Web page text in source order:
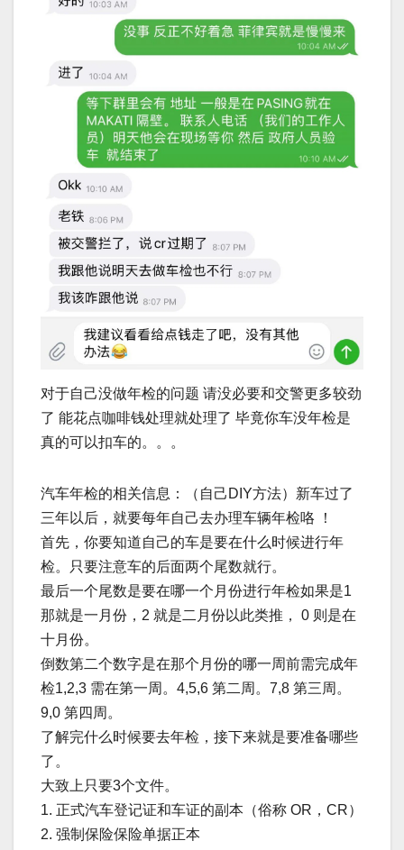
对于自己没做年检的问题 请没必要和交警更多较劲
了 能花点咖啡钱处理就处理了 毕竟你车没年检是
真的可以扣车的。。。
汽车年检的相关信息：（自己DIY方法）新车过了
三年以后，就要每年自己去办理车辆年检咯 ！
首先，你要知道自己的车是要在什么时候进行年
检。只要注意车的后面两个尾数就行。
最后一个尾数是要在哪一个月份进行年检如果是1
那就是一月份，2 就是二月份以此类推， 0 则是在
十月份。
倒数第二个数字是在那个月份的哪一周前需完成年
检1,2,3 需在第一周。4,5,6 第二周。7,8 第三周。
9,0 第四周。
了解完什么时候要去年检，接下来就是要准备哪些
了。
大致上只要3个文件。
1. 正式汽车登记证和车证的副本（俗称 OR，CR）
2. 强制保险保险单据正本